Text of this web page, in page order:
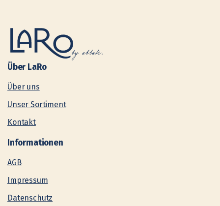
Über LaRo
Über uns
Unser Sortiment
Kontakt
Informationen
AGB
Impressum
Datenschutz